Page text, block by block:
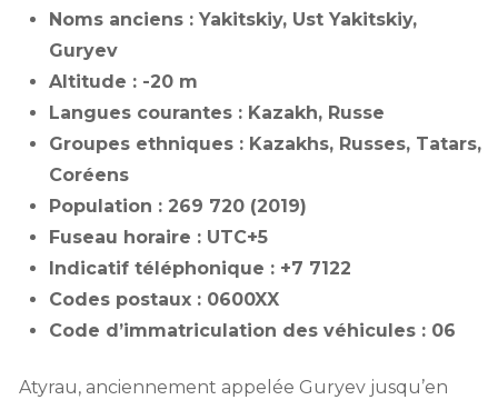
Noms anciens : Yakitskiy, Ust Yakitskiy,
Guryev
Altitude : -20 m
Langues courantes : Kazakh, Russe
Groupes ethniques : Kazakhs, Russes, Tatars,
Coréens
Population : 269 720 (2019)
Fuseau horaire : UTC+5
Indicatif téléphonique : +7 7122
Codes postaux : 0600XX
Code d’immatriculation des véhicules : 06
Atyrau, anciennement appelée Guryev jusqu’en